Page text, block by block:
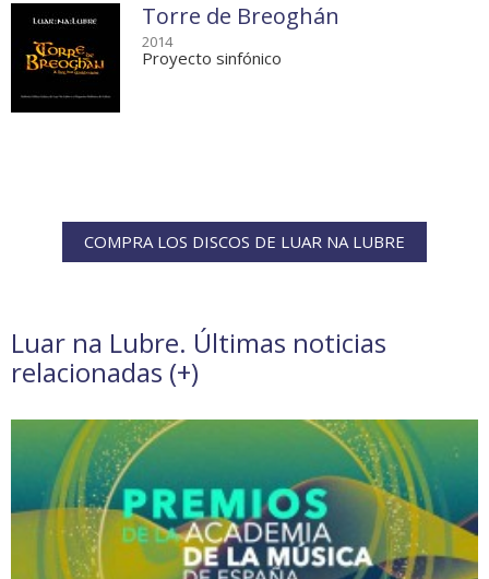
Torre de Breoghán
2014
Proyecto sinfónico
COMPRA LOS DISCOS DE LUAR NA LUBRE
Luar na Lubre. Últimas noticias
relacionadas (+)